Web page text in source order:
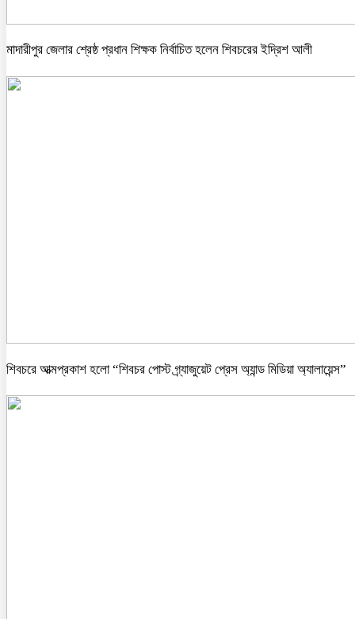
মাদারীপুর জেলার শ্রেষ্ঠ প্রধান শিক্ষক নির্বাচিত হলেন শিবচরের ইদ্রিশ আলী
শিবচরে আত্মপ্রকাশ হলো “শিবচর পোস্ট গ্র্যাজুয়েট প্রেস অ্যান্ড মিডিয়া অ্যালায়েন্স”